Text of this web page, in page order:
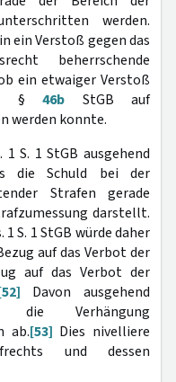
werden.
ein Verstoß gegen das
beherrschende
ein etwaiger Verstoß
§46b StGB auf
werden konnte.
1 S. 1 StGB ausgehend
die Schuld bei der
Strafen gerade
darstellt.
1 S. 1 StGB würde daher
auf das Verbot der
auf das Verbot der
Davon ausgehend
Verhängung
ab.[53] Dies nivelliere
und dessen